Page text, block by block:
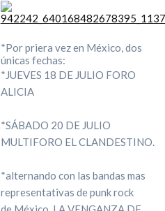
*Por priera vez en México, dos
únicas fechas:
*JUEVES 18 DE JULIO FORO
ALICIA
*SÁBADO 20 DE JULIO
MULTIFORO EL CLANDESTINO.
*alternando con las bandas mas
representativas de punk rock